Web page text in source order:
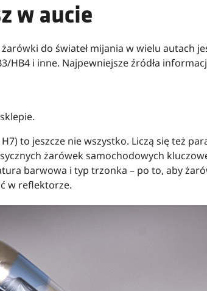
w aucie
do świateł mijania w wielu autach
HB4 i inne. Najpewniejsze źródła
to jeszcze nie wszystko. Liczą się też
żarówek samochodowych
barwowa i typ trzonka – po to, aby
w reflektorze.